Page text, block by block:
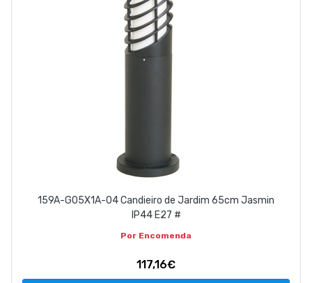
159A-G05X1A-04 Candieiro de Jardim 65cm Jasmin
IP44 E27 #
Por Encomenda
117,16€